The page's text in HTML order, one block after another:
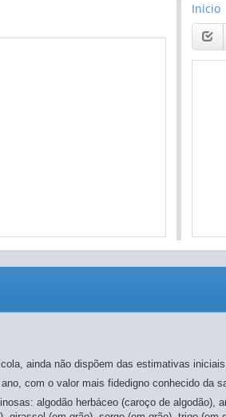
Inicio
ainda não dispõem das estimativas
com o valor mais fidedigno conhecido da
algodão herbáceo (caroço de